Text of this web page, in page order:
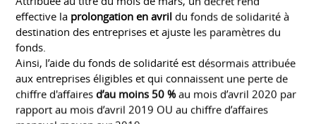
Attribuée au titre du mois de mars, un décret rend
effective la prolongation en avril du fonds de solidarité à
destination des entreprises et ajuste les paramètres du
fonds.
Ainsi, l’aide du fonds de solidarité est désormais attribuée
aux entreprises éligibles et qui connaissent une perte de
chiffre d'affaires d’au moins 50 %au mois d’avril 2020 par
rapport au mois d’avril 2019 OU au chiffre d’affaires